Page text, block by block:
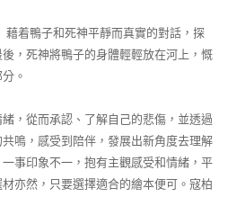
藉着鴨子和死神平靜而真實的對話，探
，死神將鴨子的身體輕輕放在河上，慨
。
，從而承認、了解自己的悲傷，並透過
鳴，感受到陪伴，發展出新角度去理解
事印象不一，抱有主觀感受和情緒，平
亦然，只要選擇適合的繪本便可。寇柏